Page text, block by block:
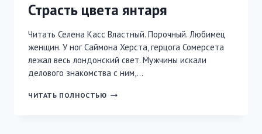
Страсть цвета янтаря
Читать Селена Касс Властный. Порочный. Любимец
женщин. У ног Саймона Херста, герцога Сомерсета
лежал весь лондонский свет. Мужчины искали
делового знакомства с ним,…
ЧИТАТЬ ПОЛНОСТЬЮ СТРАСТЬ